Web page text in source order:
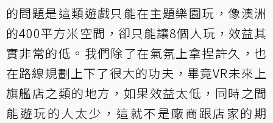
的問題是這類遊戲只能在主題樂園玩，像澳洲
的400平方米空間，卻只能讓8個人玩，效益其
實非常的低。我們除了在氣氛上拿捏許久，也
在路線規劃上下了很大的功夫，畢竟VR未來上
旗艦店之類的地方，如果效益太低，同時之間
能遊玩的人太少，這就不是廠商跟店家的期